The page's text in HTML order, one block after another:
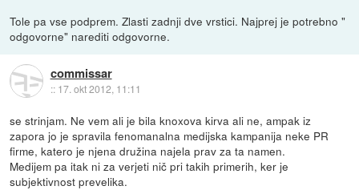
Tole pa vse podprem. Zlasti zadnji dve vrstici. Najprej je potrebno "
odgovorne" narediti odgovorne.
commissar
:: 17. okt 2012, 11:11
se strinjam. Ne vem ali je bila knoxova kirva ali ne, ampak iz
zapora jo je spravila fenomanalna medijska kampanija neke PR
firme, katero je njena družina najela prav za ta namen.
Medijem pa itak ni za verjeti nič pri takih primerih, ker je
subjektivnost prevelika.